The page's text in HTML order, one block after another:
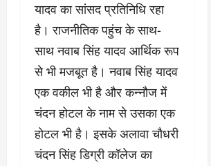
यादव का सांसद प्रतिनिधि रहा
है। राजनीतिक पहुंच के साथ-
साथ नवाब सिंह यादव आर्थिक रूप
से भी मजबूत है। नवाब सिंह यादव
एक वकील भी है और कन्नौज में
चंदन होटल के नाम से उसका एक
होटल भी है। इसके अलावा चौधरी
चंदन सिंह डिग्री कॉलेज का